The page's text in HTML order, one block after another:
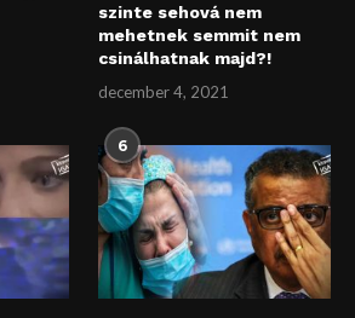
szinte sehová nem
mehetnek semmit nem
csinálhatnak majd?!
december 4, 2021
6